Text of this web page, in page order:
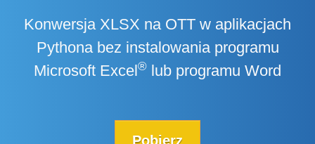
Konwersja XLSX na OTT w aplikacjach
Pythona bez instalowania programu
Microsoft Excel® lub programu Word
Pobierz